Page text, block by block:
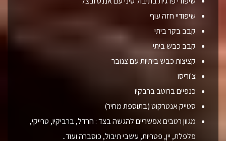
שיפודיי חזה עוף
קבב בקר ביתי
קבב כבש ביתי
קציצות כבש ביתיות עם צנובר
צ'וריסו
כנפיים ברוטב ברבקיו
סטייק אנטרקוט (בתוספת מחיר)
מגוון רטבים אפשריים להגשה בצד : חרדל, ברביקיו, טרייקי,
פלפלת, יין, פטריות, עשבי תיבול, כוסברה ועוד..